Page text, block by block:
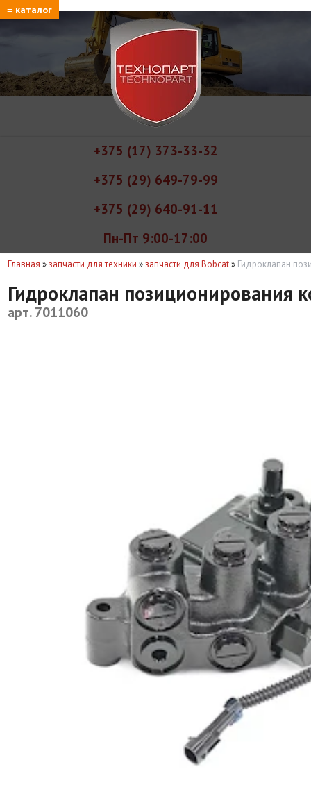
≡ каталог
+375 (17) 373-33-32
+375 (29) 649-79-99
+375 (29) 640-91-11
Пн-Пт 9:00-17:00
Главная »запчасти для техники »запчасти для Bobcat» Гидроклапан
Гидроклапан позиционирования
арт. 7011060